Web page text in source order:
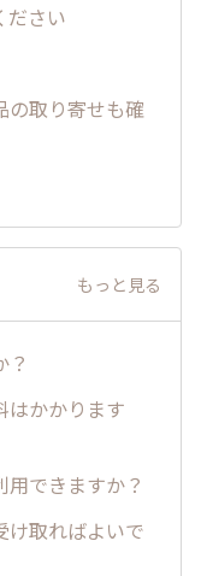
ださい
の取り寄せも確
もっと見る
？
はかかります
できますか？
け取ればよいで